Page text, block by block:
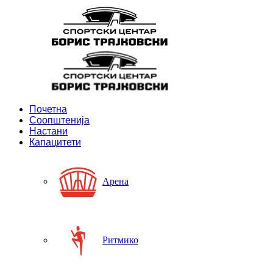
Почетна
Соопштенија
Настани
Капацитети
Арена
Ритмико